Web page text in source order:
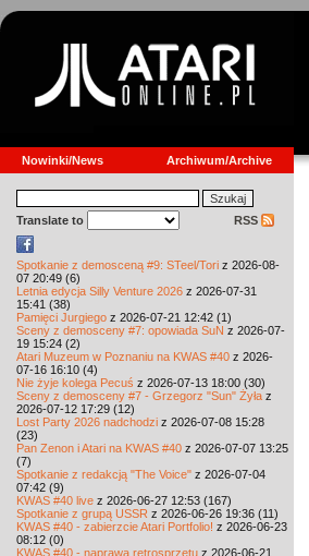
Nowinki/News Archiwum/Archive
Translate to RSS
Spotkanie z demosceną #9: STeel/Tori z 2026-08-
07 20:49 (6)
Letnia edycja Silly Venture 2026 z 2026-07-31
15:41 (38)
Pamięci Jurgiego z 2026-07-21 12:42 (1)
Sceny z demosceny #7: opowiada SuN z 2026-07-
19 15:24 (2)
Atari Muzeum w Poznaniu na KWAS #40 z 2026-
07-16 16:10 (4)
Nie żyje kolega Pecuś z 2026-07-13 18:00 (30)
Sceny z demosceny #7 - Grzegorz "Sun" Żyła z
2026-07-12 17:29 (12)
Lost Party 2026 nadchodzi z 2026-07-08 15:28
(23)
Pan Zenon i Atari na KWAS #40 z 2026-07-07 13:25
(7)
Spotkanie z redakcją "The Voice" z 2026-07-04
07:42 (9)
KWAS #40 live z 2026-06-27 12:53 (167)
Spotkanie z grupą USSR z 2026-06-26 19:36 (11)
KWAS #40 - zabierzcie Atari Portfolio! z 2026-06-23
08:12 (0)
KWAS #40 - naprawa retrosprzętu z 2026-06-21